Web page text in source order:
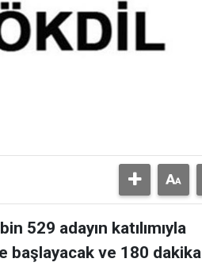
529 adayın katılımıyla
başlayacak ve 180 dakika